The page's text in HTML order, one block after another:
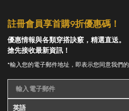
註冊會員享首購9折優惠碼！
優惠情報與各類穿搭訣竅，精選直送。
搶先接收最新資訊！
*輸入您的電子郵件地址，即表示您同意我們的
輸入電子郵件